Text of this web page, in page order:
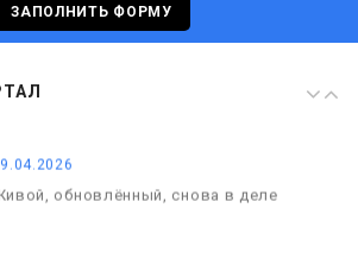
ЗАПОЛНИТЬ ФОРМУ
Днём Победы. Память, которая с
обновлённый, снова в деле